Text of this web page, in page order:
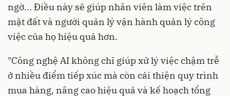
ngờ... Điều này sẽ giúp nhân viên làm việc trên
mặt đất và người quản lý vận hành quản lý công
việc của họ hiệu quả hơn.
"Công nghệ AI không chỉ giúp xử lý việc chậm trễ
ở nhiều điểm tiếp xúc mà còn cải thiện quy trình
mua hàng, nâng cao hiệu quả và kế hoạch tổng